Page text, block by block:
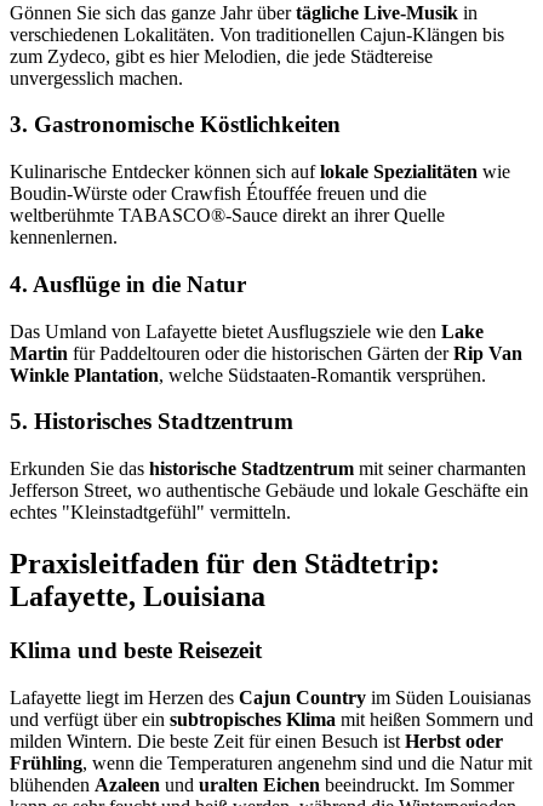
Gönnen Sie sich das ganze Jahr übertägliche Live-Musik in
verschiedenen Lokalitäten. Von traditionellen Cajun-Klängen bis
zum Zydeco, gibt es hier Melodien, die jede Städtereise
unvergesslich machen.
3. Gastronomische Köstlichkeiten
Kulinarische Entdecker können sich auflokale Spezialitäten wie
Boudin-Würste oder Crawfish Étouffée freuen und die
weltberühmte TABASCO®-Sauce direkt an ihrer Quelle
kennenlernen.
4. Ausflüge in die Natur
Das Umland von Lafayette bietet Ausflugsziele wie den Lake
Martin für Paddeltouren oder die historischen Gärten derRip Van
Winkle Plantation, welche Südstaaten-Romantik versprühen.
5. Historisches Stadtzentrum
Erkunden Sie das historische Stadtzentrum mit seiner charmanten
Jefferson Street, wo authentische Gebäude und lokale Geschäfte ein
echtes "Kleinstadtgefühl" vermitteln.
Praxisleitfaden für den Städtetrip:
Lafayette, Louisiana
Klima und beste Reisezeit
Lafayette liegt im Herzen des Cajun Country im Süden Louisianas
und verfügt über ein subtropisches Klima mit heißen Sommern und
milden Wintern. Die beste Zeit für einen Besuch ist Herbst oder
Frühling, wenn die Temperaturen angenehm sind und die Natur mit
blühenden Azaleen und uralten Eichen beeindruckt. Im Sommer